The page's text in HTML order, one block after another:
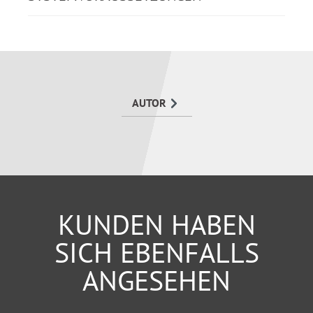
AUTOR
KUNDEN HABEN
SICH EBENFALLS
ANGESEHEN